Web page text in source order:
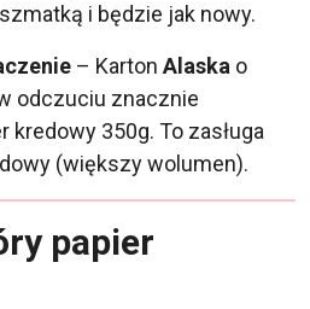
i będzie jak nowy.
– Karton Alaska o
odczuciu znacznie
350g. To zasługa
(większy wolumen).
papier